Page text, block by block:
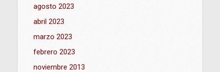
agosto 2023
abril 2023
marzo 2023
febrero 2023
noviembre 2013